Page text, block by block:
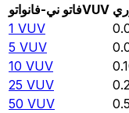
فاتو ني-فانواتوVUV
1 VUV
5 VUV
10 VUV
25 VUV
50 VUV